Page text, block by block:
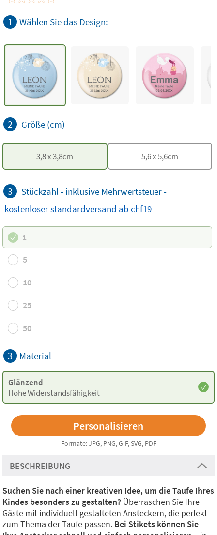
1 Wählen Sie das Design:
2 Größe (cm)
3,8x3,8cm 5,6x5,6cm
3
Stückzahl - inklusive Mehrwertsteuer -
kostenloserstandardversand ab chf19
1
5
10
25
50
3 Material
Glänzend
Hohe Widerstandsfähigkeit
Formate: JPG, PNG, GIF, SVG, PDF
BESCHREIBUNG
Suchen Sie nach einer kreativen Idee, um die Taufe Ihres
Kindes besonders zu gestalten? Überraschen Sie Ihre
Gäste mit individuell gestalteten Ansteckern, die perfekt
zum Thema der Taufe passen. Bei Stikets können Sie